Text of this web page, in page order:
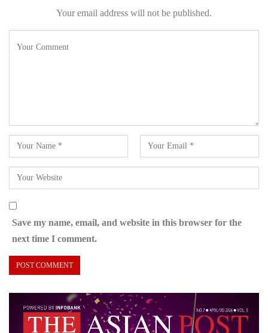
Your email address will not be published.
Save my name, email, and website in this browser for the
next time I comment.